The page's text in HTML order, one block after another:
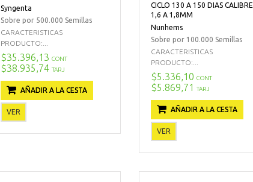
Syngenta
Sobre por 500.000 Semillas
CARACTERISTICAS
PRODUCTO:...
$35.396,13 CONT
$38.935,74 TARJ
AÑADIR A LA CESTA
VER
CICLO 130 A 150 DIAS CALIBRE
1,6 A 1,8MM
Nunhems
Sobre por 100.000 Semillas
CARACTERISTICAS
PRODUCTO:...
$5.336,10 CONT
$5.869,71 TARJ
AÑADIR A LA CESTA
VER